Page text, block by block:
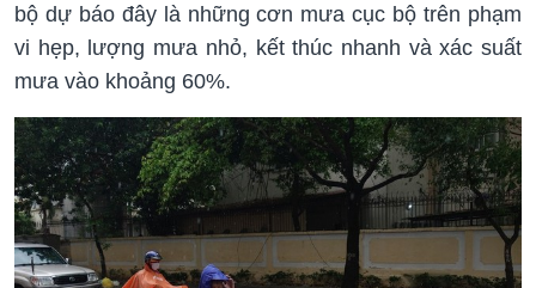
bộ dự báo đây là những cơn mưa cục bộ trên phạm
vi hẹp, lượng mưa nhỏ, kết thúc nhanh và xác suất
mưa vào khoảng 60%.